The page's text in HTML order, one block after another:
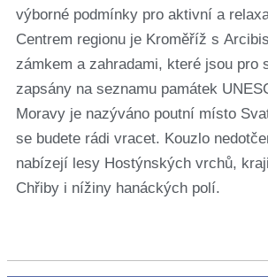
výborné podmínky pro aktivní a
Centrem regionu je Kroměříž s
zámkem a zahradami, které jsou pro
zapsány na seznamu památek
Moravy je nazýváno poutní místo
se budete rádi vracet. Kouzlo
nabízejí lesy Hostýnských vrchů,
Chřiby i nížiny hanáckých polí.